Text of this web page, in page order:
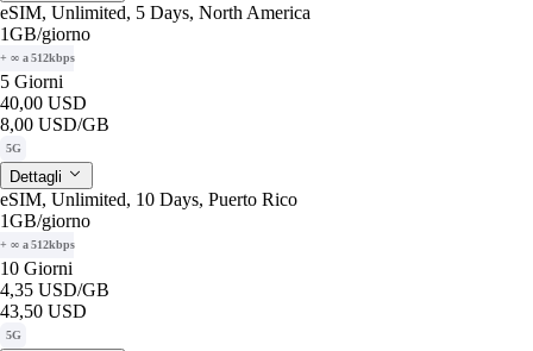
eSIM, Unlimited, 5 Days, North America
1GB/giorno
+ ∞ a 512kbps
5 Giorni
40,00 USD
8,00 USD/GB
5G
Dettagli
eSIM, Unlimited, 10 Days, Puerto Rico
1GB/giorno
+ ∞ a 512kbps
10 Giorni
4,35 USD/GB
43,50 USD
5G